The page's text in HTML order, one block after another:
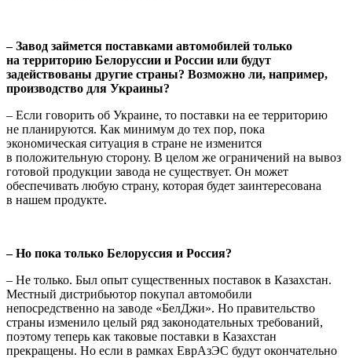
– Завод займется поставками автомобилей только
на территорию Белоруссии и России или будут
задействованы другие страны? Возможно ли, например,
производство для Украины?
– Если говорить об Украине, то поставки на ее территорию
не планируются. Как минимум до тех пор, пока
экономическая ситуация в стране не изменится
в положительную сторону. В целом же ограничений на вывоз
готовой продукции завода не существует. Он может
обеспечивать любую страну, которая будет заинтересована
в нашем продукте.
– Но пока только Белоруссия и Россия?
– Не только. Был опыт существенных поставок в Казахстан.
Местный дистрибьютор покупал автомобили
непосредственно на заводе «БелДжи». Но правительство
страны изменило целый ряд законодательных требований,
поэтому теперь как таковые поставки в Казахстан
прекращены. Но если в рамках ЕврАзЭС будут окончательно